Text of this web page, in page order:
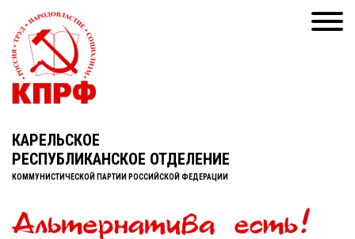
КАРЕЛЬСКОЕ
РЕСПУБЛИКАНСКОЕ ОТДЕЛЕНИЕ
КОММУНИСТИЧЕСКОЙ ПАРТИИ РОССИЙСКОЙ ФЕДЕРАЦИИ